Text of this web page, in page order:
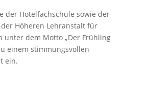
der Hotelfachschule sowie der
Höheren Lehranstalt für
unter dem Motto „Der Frühling
einem stimmungsvollen
ein.